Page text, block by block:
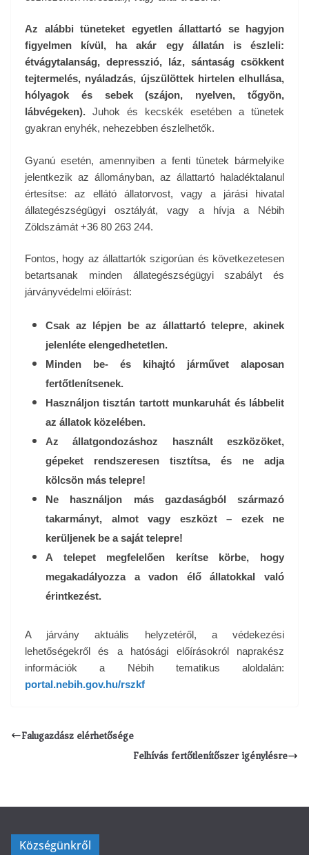
Az alábbi tüneteket egyetlen állattartó se hagyjon
figyelmen kívül, ha akár egy állatán is észleli:
étvágytalanság, depresszió, láz, sántaság csökkent
tejtermelés, nyáladzás, újszülöttek hirtelen elhullása,
hólyagok és sebek (szájon, nyelven, tőgyön,
lábvégeken). Juhok és kecskék esetében a tünetek
gyakran enyhék, nehezebben észlelhetők.
Gyanú esetén, amennyiben a fenti tünetek bármelyike
jelentkezik az állományban, az állattartó haladéktalanul
értesítse: az ellátó állatorvost, vagy a járási hivatal
állategészségügyi osztályát, vagy a hívja a Nébih
Zöldszámát +36 80 263 244.
Fontos, hogy az állattartók szigorúan és következetesen
betartsanak minden állategészségügyi szabályt és
járványvédelmi előírást:
Csak az lépjen be az állattartó telepre, akinek
jelenléte elengedhetetlen.
Minden be- és kihajtó járművet alaposan
fertőtlenítsenek.
Használjon tisztán tartott munkaruhát és lábbelit
az állatok közelében.
Az állatgondozáshoz használt eszközöket,
gépeket rendszeresen tisztítsa, és ne adja
kölcsön más telepre!
Ne használjon más gazdaságból származó
takarmányt, almot vagy eszközt – ezek ne
kerüljenek be a saját telepre!
A telepet megfelelően kerítse körbe, hogy
megakadályozza a vadon élő állatokkal való
érintkezést.
A járvány aktuális helyzetéről, a védekezési
lehetőségekről és a hatósági előírásokról naprakész
információk a Nébih tematikus aloldalán:
portal.nebih.gov.hu/rszkf
Falugazdász elérhetősége
Felhívás fertőtlenítőszer igénylésre
Községünkről